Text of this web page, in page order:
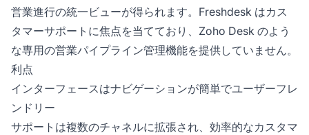
営業進行の統一ビューが得られます。Freshdesk はカス
タマーサポートに焦点を当てており、Zoho Desk のよう
な専用の営業パイプライン管理機能を提供していません。
利点
インターフェースはナビゲーションが簡単でユーザーフレ
ンドリー
サポートは複数のチャネルに拡張され、効率的なカスタマ